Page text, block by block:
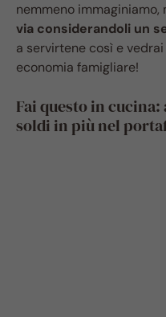
nemmeno immaginiamo,
via considerandoli un
a servirtene così e
economia famigliare!
Fai questo in
soldi in più nel